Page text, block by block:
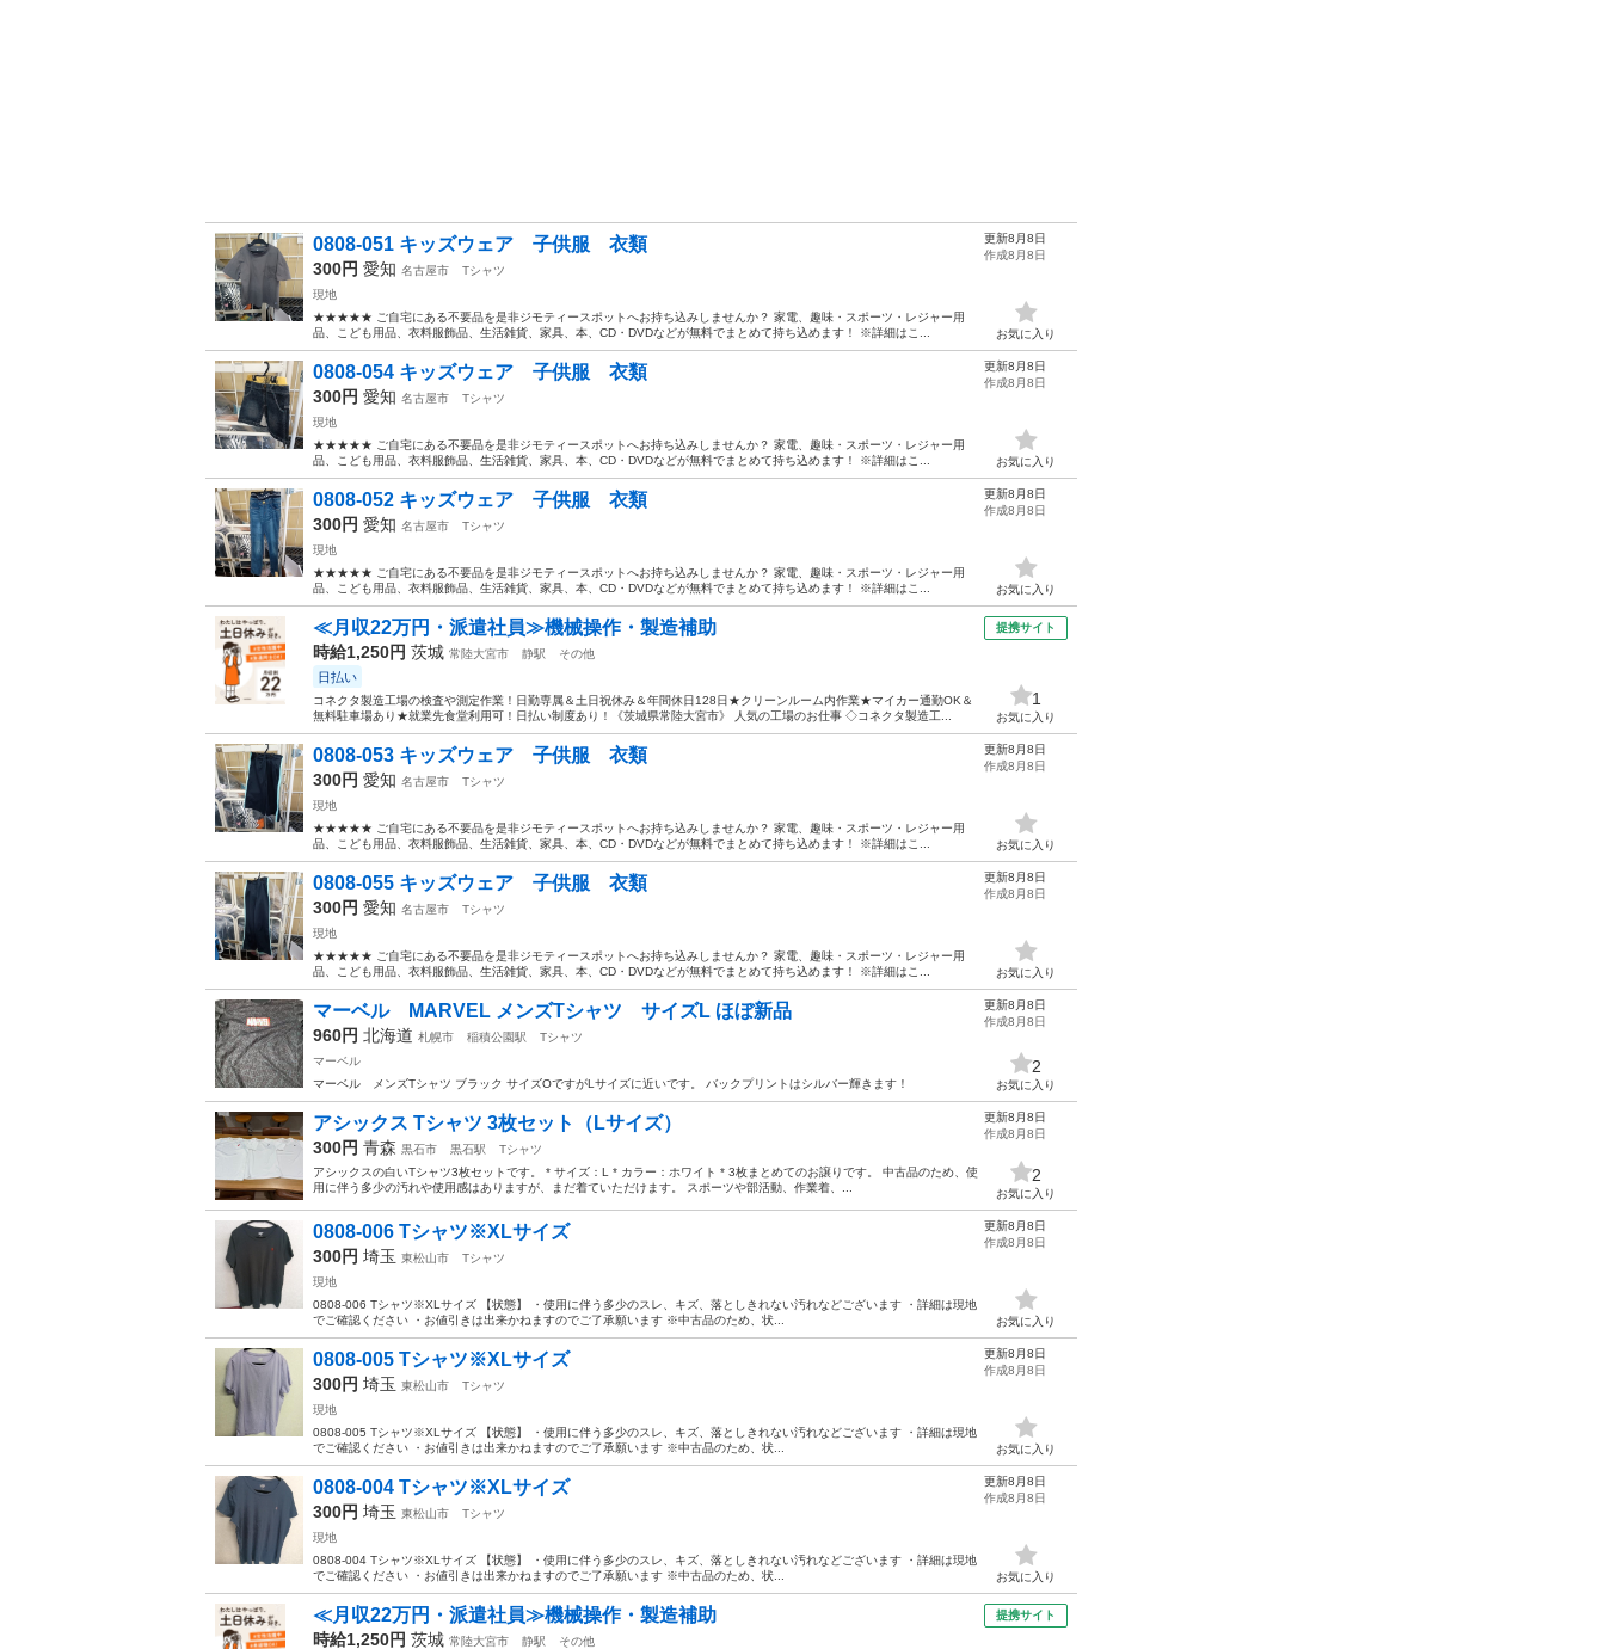
0808-051 キッズウェア 子供服 衣類
300円 愛知 名古屋市
Tシャツ
現地
★★★★★ ご自宅にある不要品を是非ジモティースポットへお持ち込みしませんか？ 家電、趣味・スポーツ・レジャー用
品、こども用品、衣料服飾品、生活雑貨、家具、本、CD・DVDなどが無料でまとめて持ち込めます！ ※詳細はこ...
更新8月8日
作成8月8日
お気に入り
0808-054 キッズウェア 子供服 衣類
300円 愛知 名古屋市
Tシャツ
現地
★★★★★ ご自宅にある不要品を是非ジモティースポットへお持ち込みしませんか？ 家電、趣味・スポーツ・レジャー用
品、こども用品、衣料服飾品、生活雑貨、家具、本、CD・DVDなどが無料でまとめて持ち込めます！ ※詳細はこ...
更新8月8日
作成8月8日
お気に入り
0808-052 キッズウェア 子供服 衣類
300円 愛知 名古屋市
Tシャツ
現地
★★★★★ ご自宅にある不要品を是非ジモティースポットへお持ち込みしませんか？ 家電、趣味・スポーツ・レジャー用
品、こども用品、衣料服飾品、生活雑貨、家具、本、CD・DVDなどが無料でまとめて持ち込めます！ ※詳細はこ...
更新8月8日
作成8月8日
お気に入り
≪月収22万円・派遣社員≫機械操作・製造補助
時給1,250円 茨城 常陸大宮市 静駅 その他
日払い
コネクタ製造工場の検査や測定作業！日勤専属＆土日祝休み＆年間休日128日★クリーンルーム内作業★マイカー通勤OK＆
無料駐車場あり★就業先食堂利用可！日払い制度あり！《茨城県常陸大宮市》 人気の工場のお仕事 ◇コネクタ製造工...
提携サイト
1
お気に入り
0808-053 キッズウェア 子供服 衣類
300円 愛知 名古屋市
Tシャツ
現地
★★★★★ ご自宅にある不要品を是非ジモティースポットへお持ち込みしませんか？ 家電、趣味・スポーツ・レジャー用
品、こども用品、衣料服飾品、生活雑貨、家具、本、CD・DVDなどが無料でまとめて持ち込めます！ ※詳細はこ...
更新8月8日
作成8月8日
お気に入り
0808-055 キッズウェア 子供服 衣類
300円 愛知 名古屋市
Tシャツ
現地
★★★★★ ご自宅にある不要品を是非ジモティースポットへお持ち込みしませんか？ 家電、趣味・スポーツ・レジャー用
品、こども用品、衣料服飾品、生活雑貨、家具、本、CD・DVDなどが無料でまとめて持ち込めます！ ※詳細はこ...
更新8月8日
作成8月8日
お気に入り
マーベル MARVEL メンズTシャツ サイズL ほぼ新品
960円 北海道 札幌市 稲積公園駅
Tシャツ
マーベル
マーベル メンズTシャツ ブラック サイズOですがLサイズに近いです。 バックプリントはシルバー輝きます！
更新8月8日
作成8月8日
2
お気に入り
アシックス Tシャツ 3枚セット（Lサイズ）
300円 青森 黒石市 黒石駅
Tシャツ
アシックスの白いTシャツ3枚セットです。 * サイズ：L * カラー：ホワイト * 3枚まとめてのお譲りです。 中古品のため、使
用に伴う多少の汚れや使用感はありますが、まだ着ていただけます。 スポーツや部活動、作業着、...
更新8月8日
作成8月8日
2
お気に入り
0808-006 Tシャツ※XLサイズ
300円 埼玉 東松山市
Tシャツ
現地
0808-006 Tシャツ※XLサイズ 【状態】 ・使用に伴う多少のスレ、キズ、落としきれない汚れなどございます ・詳細は現地
でご確認ください ・お値引きは出来かねますのでご了承願います ※中古品のため、状...
更新8月8日
作成8月8日
お気に入り
0808-005 Tシャツ※XLサイズ
300円 埼玉 東松山市
Tシャツ
現地
0808-005 Tシャツ※XLサイズ 【状態】 ・使用に伴う多少のスレ、キズ、落としきれない汚れなどございます ・詳細は現地
でご確認ください ・お値引きは出来かねますのでご了承願います ※中古品のため、状...
更新8月8日
作成8月8日
お気に入り
0808-004 Tシャツ※XLサイズ
300円 埼玉 東松山市
Tシャツ
現地
0808-004 Tシャツ※XLサイズ 【状態】 ・使用に伴う多少のスレ、キズ、落としきれない汚れなどございます ・詳細は現地
でご確認ください ・お値引きは出来かねますのでご了承願います ※中古品のため、状...
更新8月8日
作成8月8日
お気に入り
≪月収22万円・派遣社員≫機械操作・製造補助
時給1,250円 茨城 常陸大宮市 静駅 その他
提携サイト